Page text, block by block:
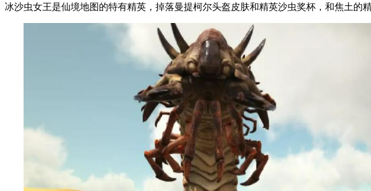
冰沙虫女王是仙境地图的特有精英，掉落曼提柯尔头盔皮肤和精英沙虫奖杯，和焦土的